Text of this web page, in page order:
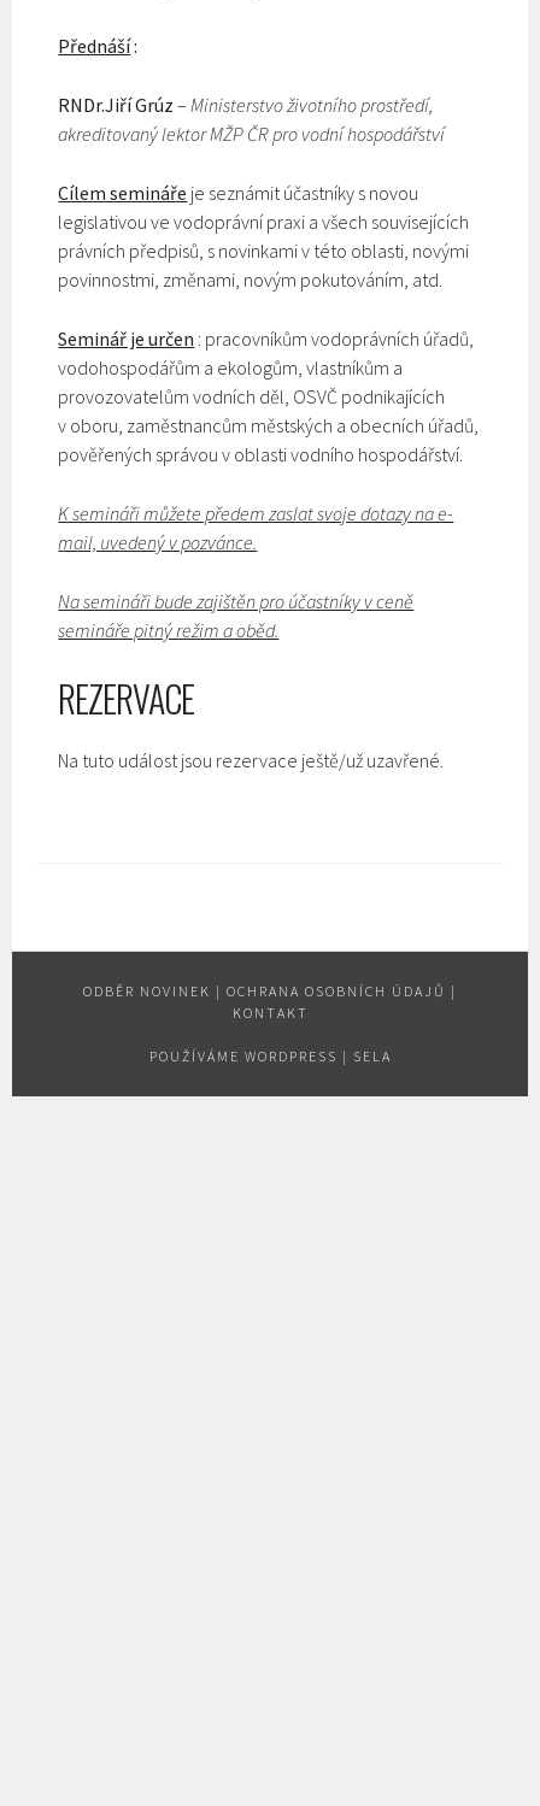
Přednáší:
RNDr.Jiří Grúz –Ministerstvo životního prostředí,
akreditovaný lektor MŽP ČR pro vodní hospodářství
Cílem semináře je seznámit účastníky s novou
legislativou ve vodoprávní praxi a všech souvisejících
právních předpisů, s novinkami v této oblasti, novými
povinnostmi, změnami, novým pokutováním, atd.
Seminář je určen : pracovníkům vodoprávních úřadů,
vodohospodářům a ekologům, vlastníkům a
provozovatelům vodních děl, OSVČ podnikajících
v oboru, zaměstnancům městských a obecních úřadů,
pověřených správou v oblasti vodního hospodářství.
K semináři můžete předem zaslat svoje dotazy na e-
mail, uvedený v pozvánce.
Na semináři bude zajištěn pro účastníky v ceně
semináře pitný režim a oběd.
REZERVACE
Na tuto událost jsou rezervace ještě/už uzavřené.
ODBĚR NOVINEK | OCHRANA OSOBNÍCH ÚDAJŮ |
KONTAKT
POUŽÍVÁME WORDPRESS | SELA